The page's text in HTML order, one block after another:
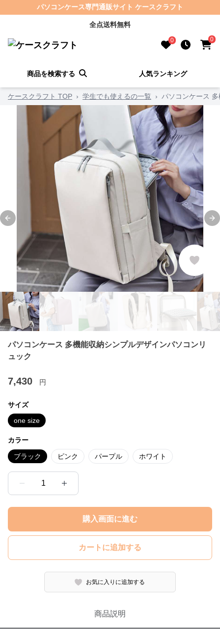
パソコンケース専門通販サイト ケースクラフト
全点送料無料
0 0
商品を検索する 人気ランキング
ケースクラフト TOP › 学生でも使えるの一覧 › パソコンケース
Previous slide
パソコンケース 多機能収納シンプルデザインパソコンリ
ュック
7,430 円
サイズ
one size
カラー
ブラック ピンク パープル ホワイト
1
購入画面に進む
カートに追加する
お気に入りに追加する
商品説明